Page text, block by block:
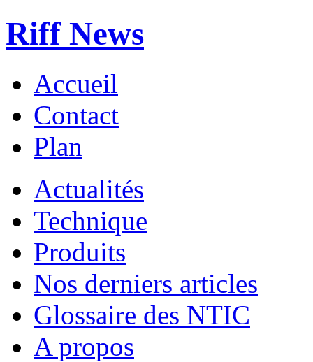
Riff News
Accueil
Contact
Plan
Actualités
Technique
Produits
Nos derniers articles
Glossaire des NTIC
A propos